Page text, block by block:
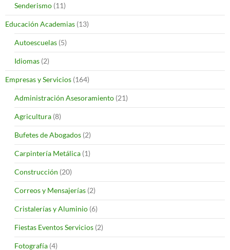
Senderismo (11)
Educación Academias (13)
Autoescuelas (5)
Idiomas (2)
Empresas y Servicios (164)
Administración Asesoramiento (21)
Agricultura (8)
Bufetes de Abogados (2)
Carpintería Metálica (1)
Construcción (20)
Correos y Mensajerías (2)
Cristalerías y Aluminio (6)
Fiestas Eventos Servicios (2)
Fotografía (4)